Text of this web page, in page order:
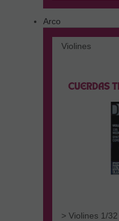
Arco
Violines
> Violines 1/32